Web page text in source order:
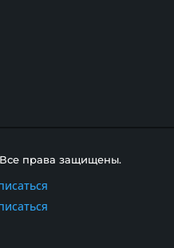
права защищены.